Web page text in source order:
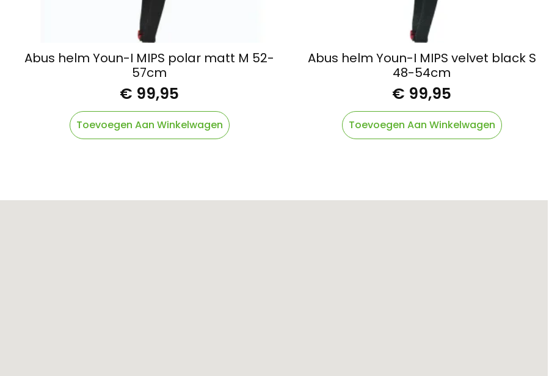
Abus helm Youn-I MIPS polar matt M 52-
57cm
€ 99,95
Toevoegen Aan Winkelwagen
Abus helm Youn-I MIPS velvet black S
48-54cm
€ 99,95
Toevoegen Aan Winkelwagen